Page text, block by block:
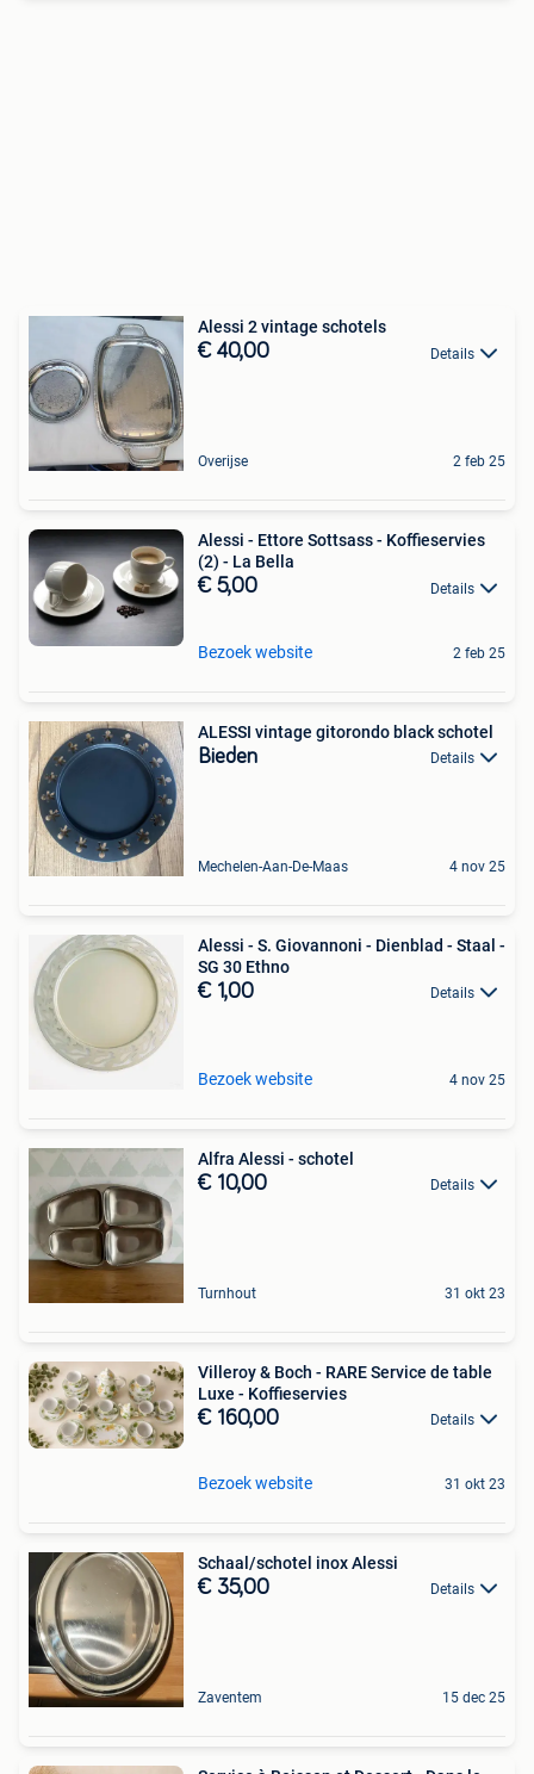
Alessi 2 vintage schotels
€ 40,00 Details
Overijse 2 feb 25
Alessi - Ettore Sottsass - Koffieservies
(2) - La Bella
€ 5,00 Details
Bezoek website 2 feb 25
ALESSI vintage gitorondo black schotel
Bieden Details
Mechelen-Aan-De-Maas 4 nov 25
Alessi - S. Giovannoni - Dienblad - Staal -
SG 30 Ethno
€ 1,00 Details
Bezoek website 4 nov 25
Alfra Alessi - schotel
€ 10,00 Details
Turnhout 31 okt 23
Villeroy & Boch - RARE Service de table
Luxe - Koffieservies
€ 160,00 Details
Bezoek website 31 okt 23
Schaal/schotel inox Alessi
€ 35,00 Details
Zaventem 15 dec 25